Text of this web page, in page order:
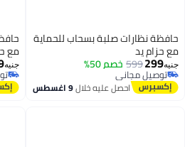
حافظة نظارات صلبة بسحاب للحماية
مع حزام يد
جنيه299
599 خصم 50%
توصيل مجاني
توصيل مجانياحصل عليه خلال9 اغسطس
مع
جنيه